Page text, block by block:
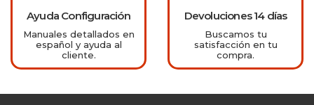
Ayuda Configuración
Manuales detallados en
español y ayuda al
cliente.
Devoluciones 14 días
Buscamos tu
satisfacción en tu
compra.